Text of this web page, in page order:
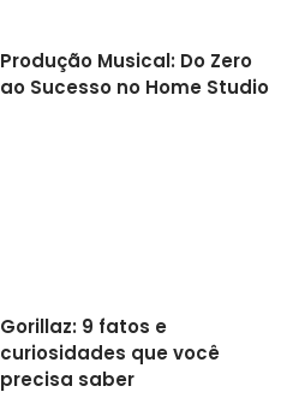
Produção Musical: Do Zero
ao Sucesso no Home Studio
Gorillaz: 9 fatos e
curiosidades que você
precisa saber